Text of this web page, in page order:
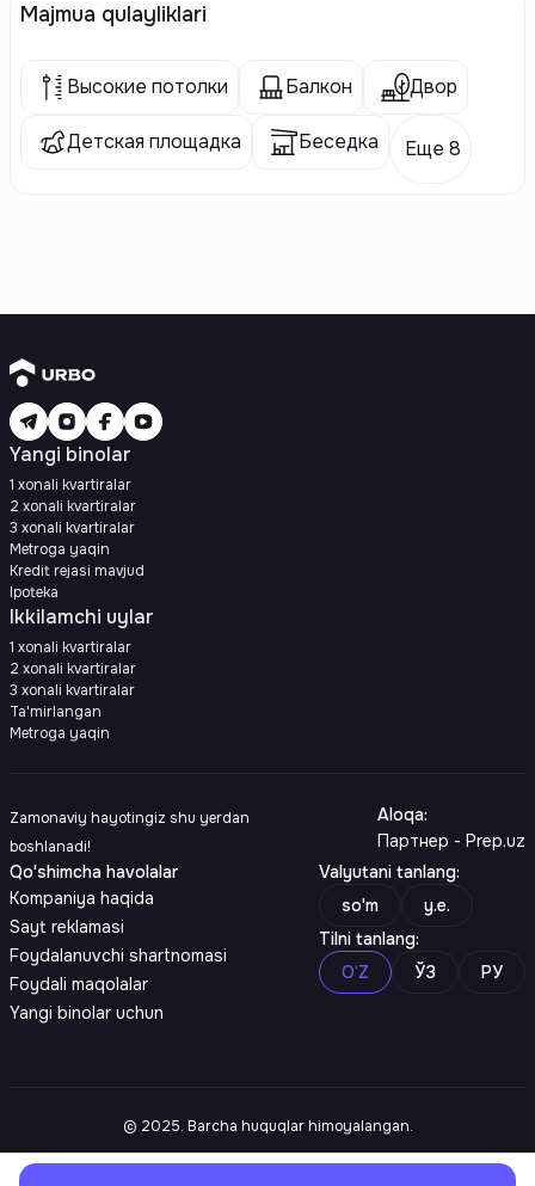
Majmua qulayliklari
Высокие потолки Балкон Двор
Детская площадка Беседка Еще 8
Yangi binolar
1 xonali kvartiralar
2 xonali kvartiralar
3 xonali kvartiralar
Metroga yaqin
Kredit rejasi mavjud
Ipoteka
Ikkilamchi uylar
1 xonali kvartiralar
2 xonali kvartiralar
3 xonali kvartiralar
Ta'mirlangan
Metroga yaqin
Zamonaviy hayotingiz shu yerdan
boshlanadi!
Aloqa:
Партнер - Prep.uz
Qo'shimcha havolalar
Kompaniya haqida
Sayt reklamasi
Foydalanuvchi shartnomasi
Foydali maqolalar
Yangi binolar uchun
Valyutani tanlang:
so'm
y.e.
Tilni tanlang:
O‘Z
ЎЗ РУ
© 2025. Barcha huquqlar himoyalangan.